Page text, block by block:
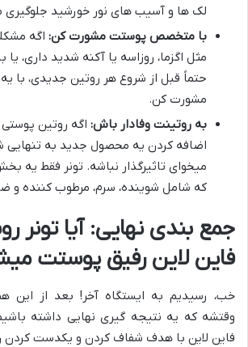
لک ها و آسیب های نور خورشید جلوگیری
با متخصص پوستت مشورت کن: اگه
مثل اگزما، روزاسه یا آکنه شدید داری، یا
حتماً قبل از شروع هر روتین جدیدی،
مشورت کن.
به روتینت وفادار باش: اگه روتین
اضافه کردن یه محصول جدید به تنهایی
میخوای تاثیرگذار نباشه. تونر فقط یه
که شامل شوینده، سرم، مرطوب کننده و
جمع بندی نهایی: آیا تونر
فاین لاین رفیق پوستت
خب، رسیدیم به ایستگاه آخر! بعد از این
وقتشه که یه نتیجه گیری نهایی داشته
فاین لاین با هدف شفاف کردن و یکدست کردن